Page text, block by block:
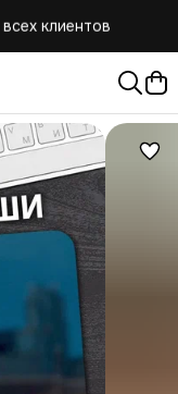
от 10.000 руб.